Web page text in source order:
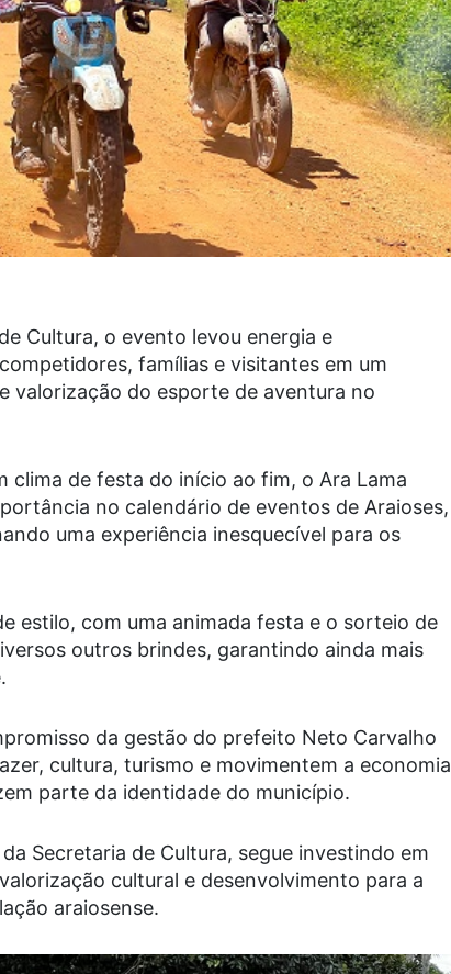
Cultura, o evento levou energia e
famílias e visitantes em um
valorização do esporte de aventura no
clima de festa do início ao fim, o Ara Lama
no calendário de eventos de Araioses,
uma experiência inesquecível para os
estilo, com uma animada festa e o sorteio de
outros brindes, garantindo ainda mais
da gestão do prefeito Neto Carvalho
cultura, turismo e movimentem a economia
parte da identidade do município.
Secretaria de Cultura, segue investindo em
cultural e desenvolvimento para a
araiosense.